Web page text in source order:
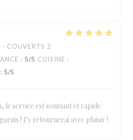
COUVERTS 2
: 5/5 CUISINE :
: 5/5
le service est souriant et rapide.
! J’y retournerai avec plaisir !